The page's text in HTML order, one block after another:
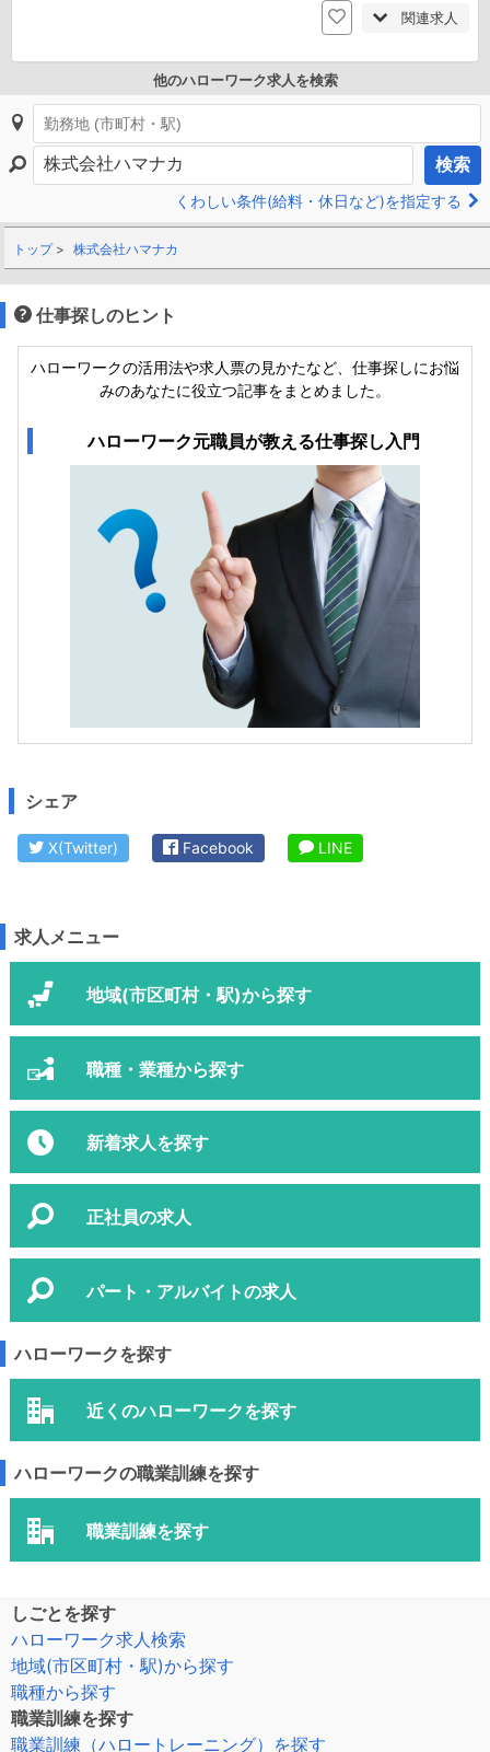
関連求人
他のハローワーク求人を検索
検索
くわしい条件(給料・休日など)を指定する
トップ 株式会社ハマナカ
仕事探しのヒント
ハローワークの活用法や求人票の見かたなど、仕事探しにお悩
みのあなたに役立つ記事をまとめました。
ハローワーク元職員が教える仕事探し入門
シェア
X(Twitter) Facebook LINE
求人メニュー
地域(市区町村・駅)から探す
職種・業種から探す
新着求人を探す
正社員の求人
パート・アルバイトの求人
ハローワークを探す
近くのハローワークを探す
ハローワークの職業訓練を探す
職業訓練を探す
しごとを探す
ハローワーク求人検索
地域(市区町村・駅)から探す
職種から探す
職業訓練を探す
職業訓練（ハロートレーニング）を探す